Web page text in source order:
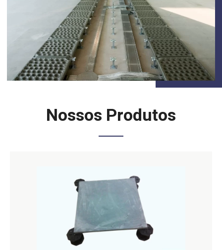
Nossos Produtos